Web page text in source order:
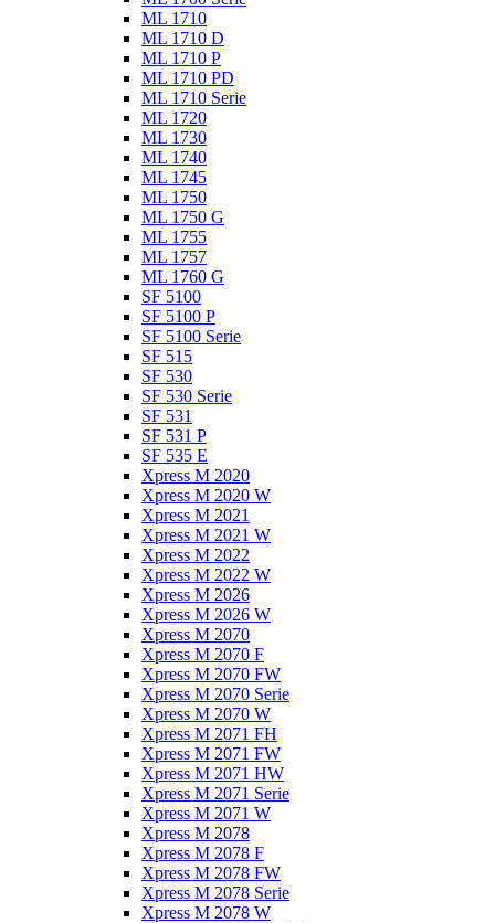
ML 1710
ML 1710 D
ML 1710 P
ML 1710 PD
ML 1710 Serie
ML 1720
ML 1730
ML 1740
ML 1745
ML 1750
ML 1750 G
ML 1755
ML 1757
ML 1760 G
SF 5100
SF 5100 P
SF 5100 Serie
SF 515
SF 530
SF 530 Serie
SF 531
SF 531 P
SF 535 E
Xpress M 2020
Xpress M 2020 W
Xpress M 2021
Xpress M 2021 W
Xpress M 2022
Xpress M 2022 W
Xpress M 2026
Xpress M 2026 W
Xpress M 2070
Xpress M 2070 F
Xpress M 2070 FW
Xpress M 2070 Serie
Xpress M 2070 W
Xpress M 2071 FH
Xpress M 2071 FW
Xpress M 2071 HW
Xpress M 2071 Serie
Xpress M 2071 W
Xpress M 2078
Xpress M 2078 F
Xpress M 2078 FW
Xpress M 2078 Serie
Xpress M 2078 W